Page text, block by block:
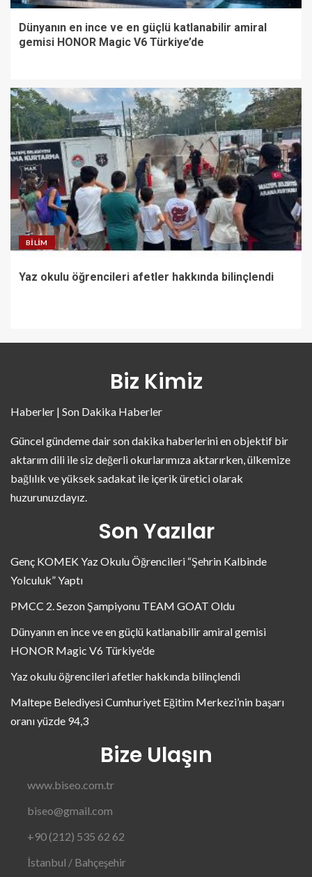
Dünyanın en ince ve en güçlü katlanabilir amiral
gemisi HONOR Magic V6 Türkiye’de
BILIM
Yaz okulu öğrencileri afetler hakkında bilinçlendi
Biz Kimiz
Haberler | Son Dakika Haberler
Güncel gündeme dair son dakika haberlerini en objektif bir
aktarım dili ile siz değerli okurlarımıza aktarırken, ülkemize
bağlılık ve yüksek sadakat ile içerik üretici olarak
huzurunuzdayız.
Son Yazılar
Genç KOMEK Yaz Okulu Öğrencileri “Şehrin Kalbinde
Yolculuk” Yaptı
PMCC 2. Sezon Şampiyonu TEAM GOAT Oldu
Dünyanın en ince ve en güçlü katlanabilir amiral gemisi
HONOR Magic V6 Türkiye’de
Yaz okulu öğrencileri afetler hakkında bilinçlendi
Maltepe Belediyesi Cumhuriyet Eğitim Merkezi’nin başarı
oranı yüzde 94,3
Bize Ulaşın
www.biseo.com.tr
biseo@gmail.com
+90 (212) 535 62 62
İstanbul / Bahçeşehir